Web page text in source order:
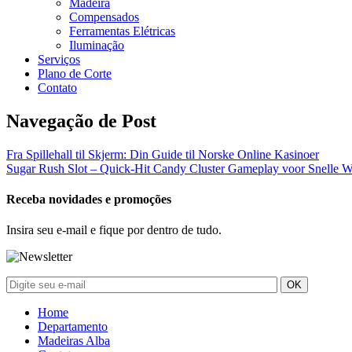
Madeira
Compensados
Ferramentas Elétricas
Iluminação
Serviços
Plano de Corte
Contato
Navegação de Post
Fra Spillehall til Skjerm: Din Guide til Norske Online Kasinoer
Sugar Rush Slot – Quick‑Hit Candy Cluster Gameplay voor Snelle
Receba novidades e promoções
Insira seu e-mail e fique por dentro de tudo.
Home
Departamento
Madeiras Alba